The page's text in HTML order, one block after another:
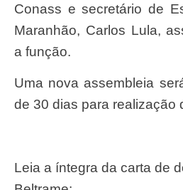
Conass e secretário de
Maranhão, Carlos Lula,
a função.
Uma nova assembleia será convocada dentro
de 30 dias para realização
Leia a íntegra da carta de despedida de Alberto